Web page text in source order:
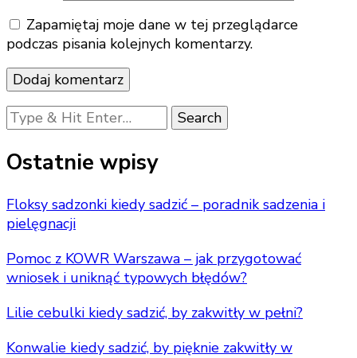
Zapamiętaj moje dane w tej przeglądarce
podczas pisania kolejnych komentarzy.
Looking
for
Something?
Ostatnie wpisy
Floksy sadzonki kiedy sadzić – poradnik sadzenia i
pielęgnacji
Pomoc z KOWR Warszawa – jak przygotować
wniosek i uniknąć typowych błędów?
Lilie cebulki kiedy sadzić, by zakwitły w pełni?
Konwalie kiedy sadzić, by pięknie zakwitły w